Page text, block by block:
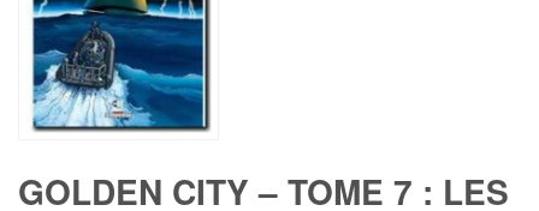
GOLDEN CITY – TOME 7 : LES